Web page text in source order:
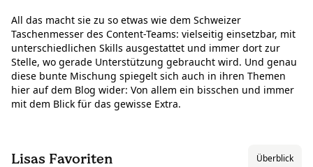
All das macht sie zu so etwas wie dem Schweizer
Taschenmesser des Content-Teams: vielseitig einsetzbar, mit
unterschiedlichen Skills ausgestattet und immer dort zur
Stelle, wo gerade Unterstützung gebraucht wird. Und genau
diese bunte Mischung spiegelt sich auch in ihren Themen
hier auf dem Blog wider: Von allem ein bisschen und immer
mit dem Blick für das gewisse Extra.
Lisas Favoriten Überblick